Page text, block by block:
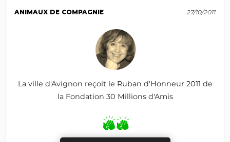
ANIMAUX DE COMPAGNIE 27/10/2011
La ville d'Avignon reçoit le Ruban d'Honneur 2011 de
la Fondation 30 Millions d'Amis